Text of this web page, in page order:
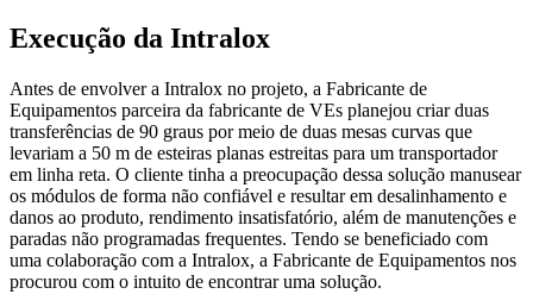
Execução da Intralox
Antes de envolver a Intralox no projeto, a Fabricante de
Equipamentos parceira da fabricante de VEs planejou criar duas
transferências de 90 graus por meio de duas mesas curvas que
levariam a 50 m de esteiras planas estreitas para um transportador
em linha reta. O cliente tinha a preocupação dessa solução manusear
os módulos de forma não confiável e resultar em desalinhamento e
danos ao produto, rendimento insatisfatório, além de manutenções e
paradas não programadas frequentes. Tendo se beneficiado com
uma colaboração com a Intralox, a Fabricante de Equipamentos nos
procurou com o intuito de encontrar uma solução.